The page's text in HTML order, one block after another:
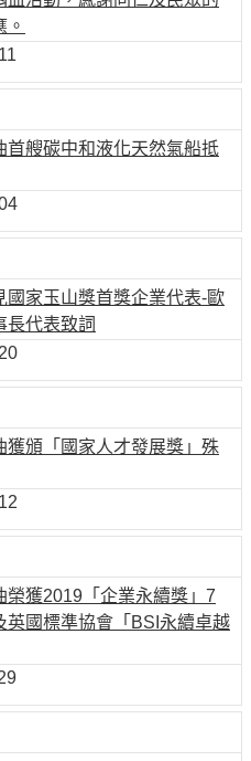
。
首艘碳中和液化天然氣船抵
國家玉山獎首獎企業代表-歐
長代表致詞
獲頒「國家人才發展獎」殊
榮獲2019「企業永續獎」7
英國標準協會「BSI永續卓越